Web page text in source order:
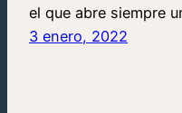
el que abre siempre
3 enero, 2022